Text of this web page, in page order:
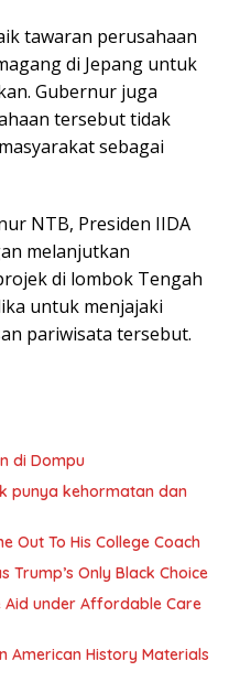
tawaran perusahaan
di Jepang untuk
Gubernur juga
tersebut tidak
sebagai
NTB, Presiden IIDA
melanjutkan
di lombok Tengah
untuk menjajaki
pariwisata tersebut.
di Dompu
punya kehormatan dan
Out To His College Coach
Trump’s Only Black Choice
Aid under Affordable Care
American History Materials